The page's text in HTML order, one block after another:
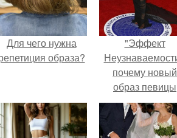
Для чего нужна
образа?
"Эффект
почему новый
образ певицы
вызвал споры
гранях
возможного?